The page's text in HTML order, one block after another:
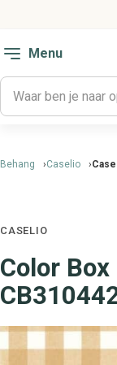
Menu
Behang Caselio
CASELIO
Color